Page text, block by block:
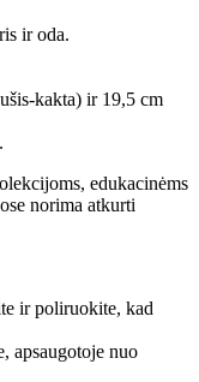
ir oda.
kakta) ir 19,5 cm
edukacinėms
norima atkurti
ir poliruokite, kad
apsaugotoje nuo